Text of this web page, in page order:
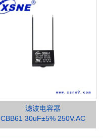
滤波电容器
CBB61 30uF±5% 250V.AC